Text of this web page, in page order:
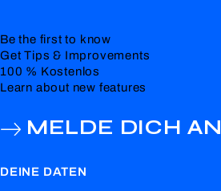
Be the first to know
Get Tips & Improvements
100 % Kostenlos
Learn about new features
MELDE DICH AN
DEINE DATEN